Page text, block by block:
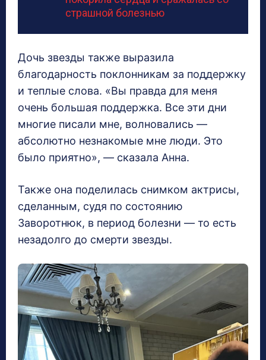
страшной болезнью
Дочь звезды также выразила
благодарность поклонникам за поддержку
и теплые слова. «Вы правда для меня
очень большая поддержка. Все эти дни
многие писали мне, волновались —
абсолютно незнакомые мне люди. Это
было приятно», — сказала Анна.
Также она поделилась снимком актрисы,
сделанным, судя по состоянию
Заворотнюк, в период болезни — то есть
незадолго до смерти звезды.